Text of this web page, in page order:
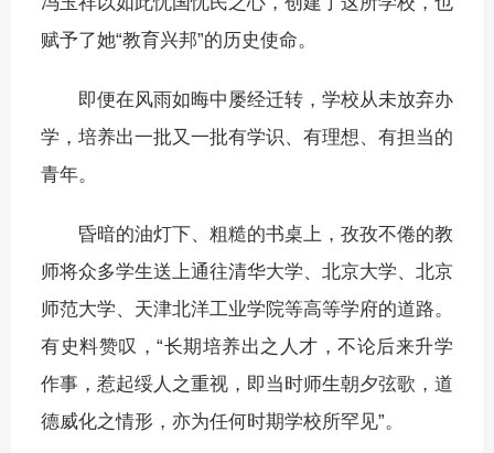
赋予了她“教育兴邦”的历史使命。
即便在风雨如晦中屡经迁转，学校从未放弃办
学，培养出一批又一批有学识、有理想、有担当的
青年。
昏暗的油灯下、粗糙的书桌上，孜孜不倦的教
师将众多学生送上通往清华大学、北京大学、北京
师范大学、天津北洋工业学院等高等学府的道路。
有史料赞叹，“长期培养出之人才，不论后来升学
作事，惹起绥人之重视，即当时师生朝夕弦歌，道
德威化之情形，亦为任何时期学校所罕见”。